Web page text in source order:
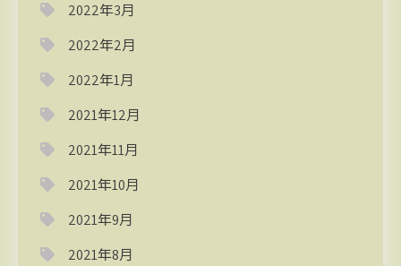
2022年3月
2022年2月
2022年1月
2021年12月
2021年11月
2021年10月
2021年9月
2021年8月